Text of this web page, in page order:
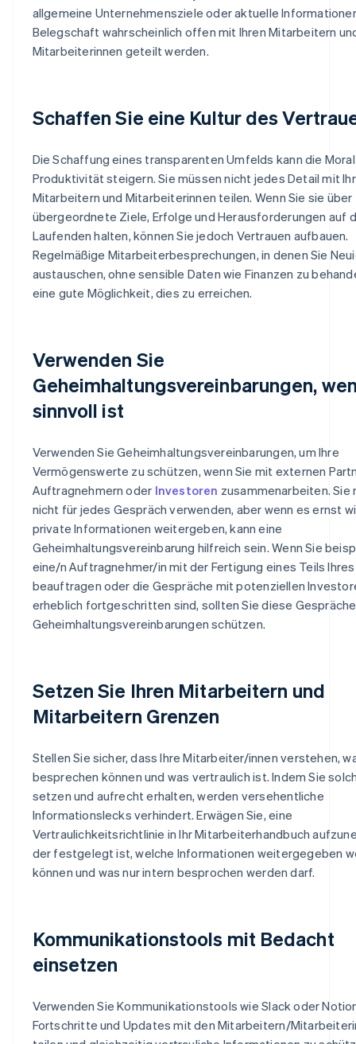
allgemeine Unternehmensziele oder aktuelle
Belegschaft wahrscheinlich offen mit Ihren Mitarbeitern
Mitarbeiterinnen geteilt werden.
Schaffen Sie eine Kultur des
Die Schaffung eines transparenten Umfelds kann die
Produktivität steigern. Sie müssen nicht jedes Detail mit
Mitarbeitern und Mitarbeiterinnen teilen. Wenn Sie sie über
übergeordnete Ziele, Erfolge und Herausforderungen auf
Laufenden halten, können Sie jedoch Vertrauen aufbauen.
Regelmäßige Mitarbeiterbesprechungen, in denen Sie
austauschen, ohne sensible Daten wie Finanzen zu
eine gute Möglichkeit, dies zu erreichen.
Verwenden Sie
Geheimhaltungsvereinbarungen,
sinnvoll ist
Verwenden Sie Geheimhaltungsvereinbarungen, um Ihre
Vermögenswerte zu schützen, wenn Sie mit externen
Auftragnehmern oder Investoren zusammenarbeiten. Sie
nicht für jedes Gespräch verwenden, aber wenn es ernst
private Informationen weitergeben, kann eine
Geheimhaltungsvereinbarung hilfreich sein. Wenn Sie
eine/n Auftragnehmer/in mit der Fertigung eines Teils
beauftragen oder die Gespräche mit potenziellen
erheblich fortgeschritten sind, sollten Sie diese
Geheimhaltungsvereinbarungen schützen.
Setzen Sie Ihren Mitarbeitern und
Mitarbeitern Grenzen
Stellen Sie sicher, dass Ihre Mitarbeiter/innen verstehen,
besprechen können und was vertraulich ist. Indem Sie
setzen und aufrecht erhalten, werden versehentliche
Informationslecks verhindert. Erwägen Sie, eine
Vertraulichkeitsrichtlinie in Ihr Mitarbeiterhandbuch
der festgelegt ist, welche Informationen weitergegeben
können und was nur intern besprochen werden darf.
Kommunikationstools mit Bedacht
einsetzen
Verwenden Sie Kommunikationstools wie Slack oder
Fortschritte und Updates mit den Mitarbeitern/